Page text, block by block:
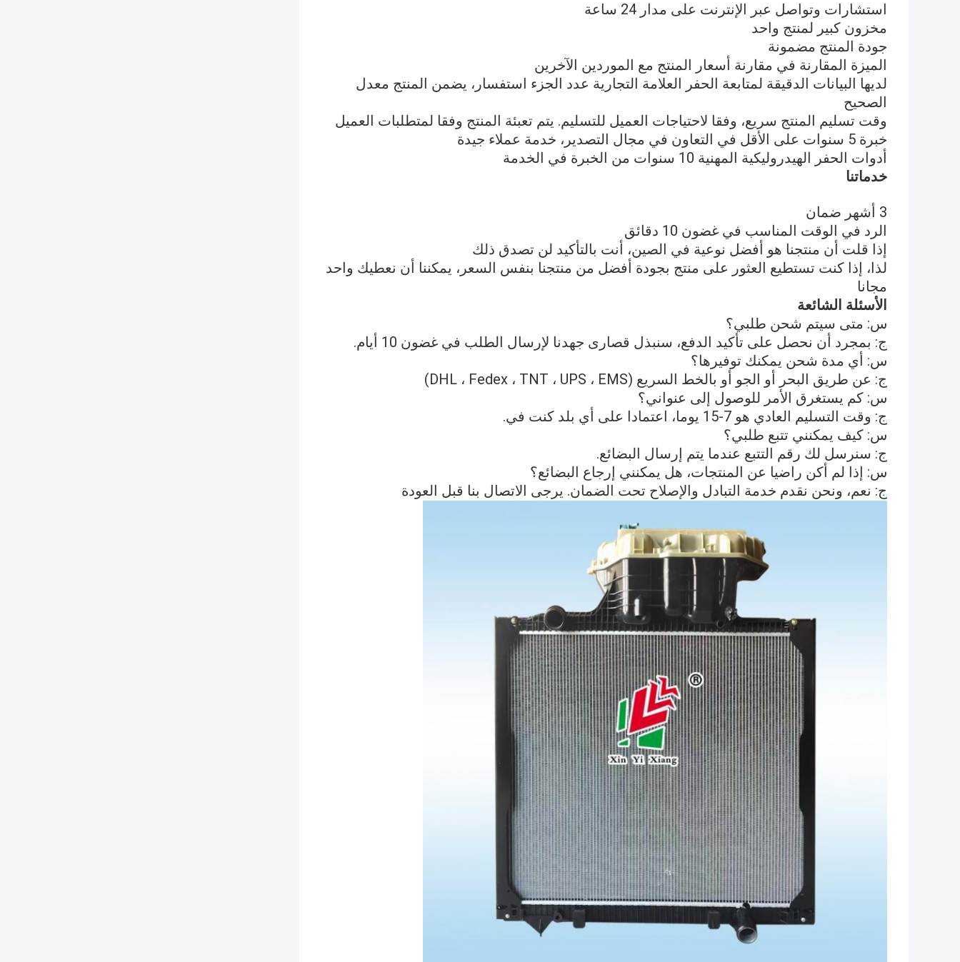
استشارات وتواصل عبر الإنترنت على مدار 24 ساعة
مخزون كبير لمنتج واحد
جودة المنتج مضمونة
الميزة المقارنة في مقارنة أسعار المنتج مع الموردين الآخرين
لديها البيانات الدقيقة لمتابعة الحفر العلامة التجارية عدد الجزء استفسار، يضمن المنتج معدل
الصحيح
وقت تسليم المنتج سريع، وفقا لاحتياجات العميل للتسليم. يتم تعبئة المنتج وفقا لمتطلبات العميل
خبرة 5 سنوات على الأقل في التعاون في مجال التصدير، خدمة عملاء جيدة
أدوات الحفر الهيدروليكية المهنية 10 سنوات من الخبرة في الخدمة
خدماتنا
3 أشهر ضمان
الرد في الوقت المناسب في غضون 10 دقائق
إذا قلت أن منتجنا هو أفضل نوعية في الصين، أنت بالتأكيد لن تصدق ذلك
لذا، إذا كنت تستطيع العثور على منتج بجودة أفضل من منتجنا بنفس السعر، يمكننا أن نعطيك واحد
مجانا
الأسئلة الشائعة
س: متى سيتم شحن طلبي؟
ج: بمجرد أن نحصل على تأكيد الدفع، سنبذل قصارى جهدنا لإرسال الطلب في غضون 10 أيام.
س: أي مدة شحن يمكنك توفيرها؟
ج: عن طريق البحر أو الجو أو بالخط السريع (DHL ، Fedex ، TNT ، UPS ، EMS)
س: كم يستغرق الأمر للوصول إلى عنواني؟
ج: وقت التسليم العادي هو 7-15 يوما، اعتمادا على أي بلد كنت في.
س: كيف يمكنني تتبع طلبي؟
ج: سنرسل لك رقم التتبع عندما يتم إرسال البضائع.
س: إذا لم أكن راضيا عن المنتجات، هل يمكنني إرجاع البضائع؟
ج: نعم، ونحن نقدم خدمة التبادل والإصلاح تحت الضمان. يرجى الاتصال بنا قبل العودة